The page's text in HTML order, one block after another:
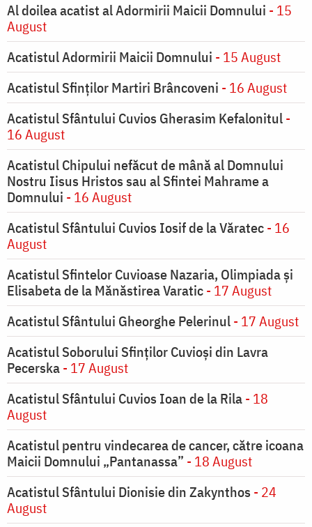
Al doilea acatist al Adormirii Maicii Domnului - 15
August
Acatistul Adormirii Maicii Domnului - 15 August
Acatistul Sfinților Martiri Brâncoveni - 16 August
Acatistul Sfântului Cuvios Gherasim Kefalonitul-
16 August
Acatistul Chipului nefăcut de mână al Domnului
Nostru Iisus Hristos sau al Sfintei Mahrame a
Domnului - 16 August
Acatistul Sfântului Cuvios Iosif de la Văratec- 16
August
Acatistul Sfintelor Cuvioase Nazaria, Olimpiada și
Elisabeta de la Mănăstirea Varatic- 17 August
Acatistul Sfântului Gheorghe Pelerinul- 17 August
Acatistul Soborului Sfinților Cuvioși din Lavra
Pecerska- 17 August
Acatistul Sfântului Cuvios Ioan de la Rila- 18
August
Acatistul pentru vindecarea de cancer, către icoana
Maicii Domnului „Pantanassa” - 18 August
Acatistul Sfântului Dionisie din Zakynthos - 24
August